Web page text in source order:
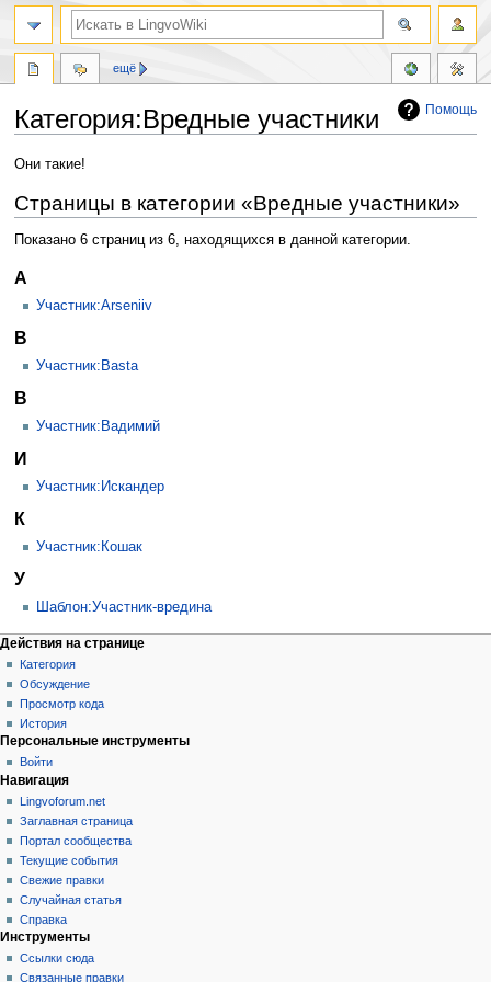
Помощь
Категория:Вредные участники
Перейти
навигации
Перейти
поиску
Они такие!
Страницы в категории «Вредные участники»
Показано 6 страниц из 6, находящихся в данной категории.
A
Участник:Arseniiv
B
Участник:Basta
В
Участник:Вадимий
И
Участник:Искандер
К
Участник:Кошак
У
Шаблон:Участник-вредина
Действия на странице
Категория
Обсуждение
Просмотр кода
История
ещё
Персональные инструменты
Войти
Навигация
Lingvoforum.net
Заглавная страница
Портал сообщества
Текущие события
Свежие правки
Случайная статья
Справка
Инструменты
Ссылки сюда
Связанные правки